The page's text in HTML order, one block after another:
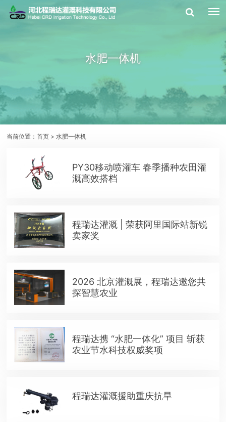
水肥一体机
当前位置：首页 > 水肥一体机
PY30移动喷灌车 春季播种农田灌
溉高效搭档
程瑞达灌溉 | 荣获阿里国际站新锐
卖家奖
2026 北京灌溉展，程瑞达邀您共
探智慧农业
程瑞达携 “水肥一体化” 项目 斩获
农业节水科技权威奖项
程瑞达灌溉援助重庆抗旱